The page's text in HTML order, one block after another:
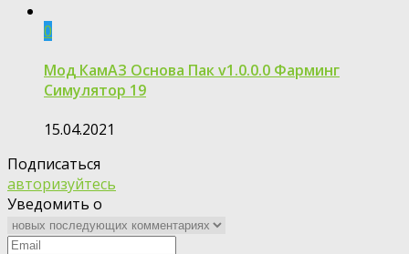
0
Мод КамАЗ Основа Пак v1.0.0.0 Фарминг
Симулятор 19
15.04.2021
Подписаться
авторизуйтесь
Уведомить о